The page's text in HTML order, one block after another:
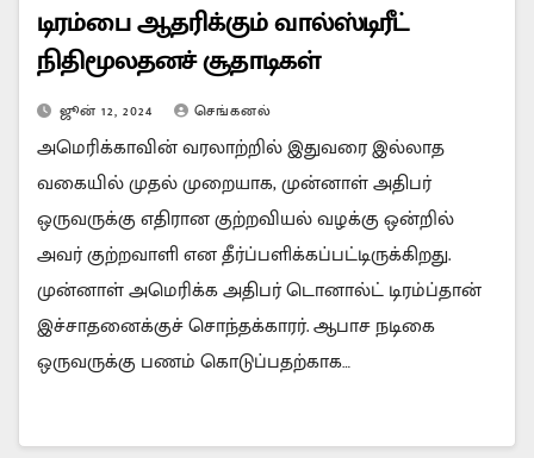
டிரம்பை ஆதரிக்கும் வால்ஸ்டிரீட்
நிதிமூலதனச் சூதாடிகள்
ஜூன் 12, 2024 செங்கனல்
அமெரிக்காவின் வரலாற்றில் இதுவரை இல்லாத
வகையில் முதல் முறையாக, முன்னாள் அதிபர்
ஒருவருக்கு எதிரான குற்றவியல் வழக்கு ஒன்றில்
அவர் குற்றவாளி என தீர்ப்பளிக்கப்பட்டிருக்கிறது.
முன்னாள் அமெரிக்க அதிபர் டொனால்ட் டிரம்ப்தான்
இச்சாதனைக்குச் சொந்தக்காரர். ஆபாச நடிகை
ஒருவருக்கு பணம் கொடுப்பதற்காக…